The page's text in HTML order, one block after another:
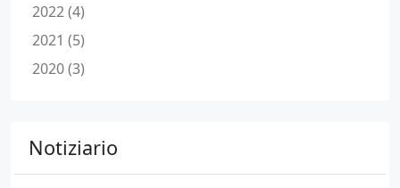
2022 (4)
2021 (5)
2020 (3)
Notiziario